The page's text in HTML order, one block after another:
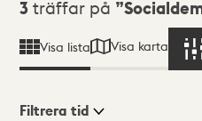
Sökresultat
3 träffar på
Visa lista Visa karta
Filtrera tid